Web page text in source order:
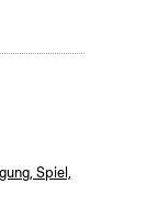
Spiel,